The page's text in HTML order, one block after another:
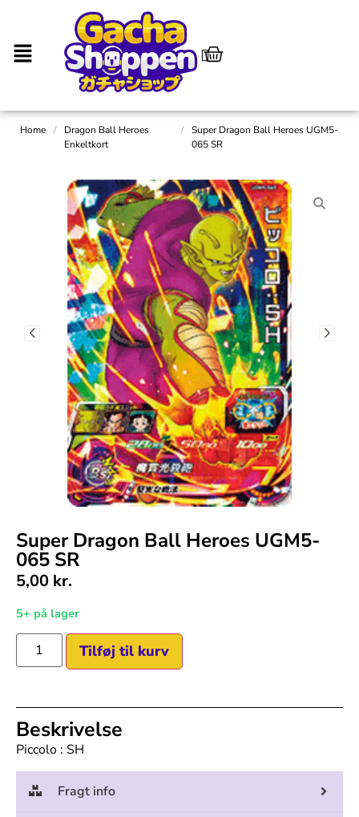
Home /
Dragon Ball Heroes
Enkeltkort
/
Super Dragon Ball Heroes UGM5-
065 SR
Super Dragon Ball Heroes UGM5-
065 SR
5,00 kr.
5+ på lager
Tilføj til kurv
Beskrivelse
Piccolo : SH
Fragt info